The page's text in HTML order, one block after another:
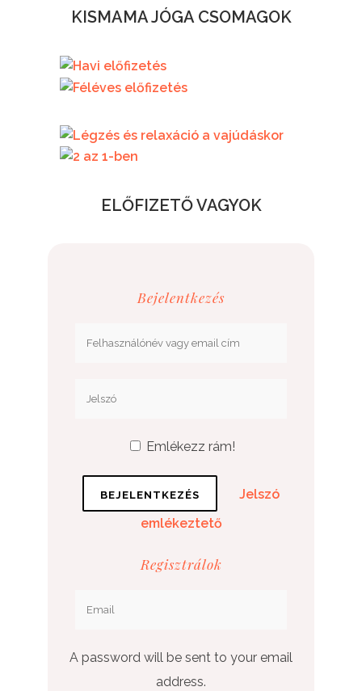
KISMAMA JÓGA CSOMAGOK
7.500.- / HÓ
RÉSZLETEK
ELŐFIZETŐ VAGYOK
Bejelentkezés
Emlékezz rám!
Jelszó
emlékeztető
Regisztrálok
A password will be sent to your email
address.